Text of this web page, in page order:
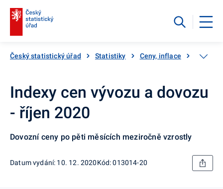
Český statistický úřad Statistiky Ceny, inflace Ceny
Indexy cen vývozu a dovozu
- říjen 2020
Dovozní ceny po pěti měsících meziročně vzrostly
Datum vydání: 10. 12. 2020Kód: 013014-20